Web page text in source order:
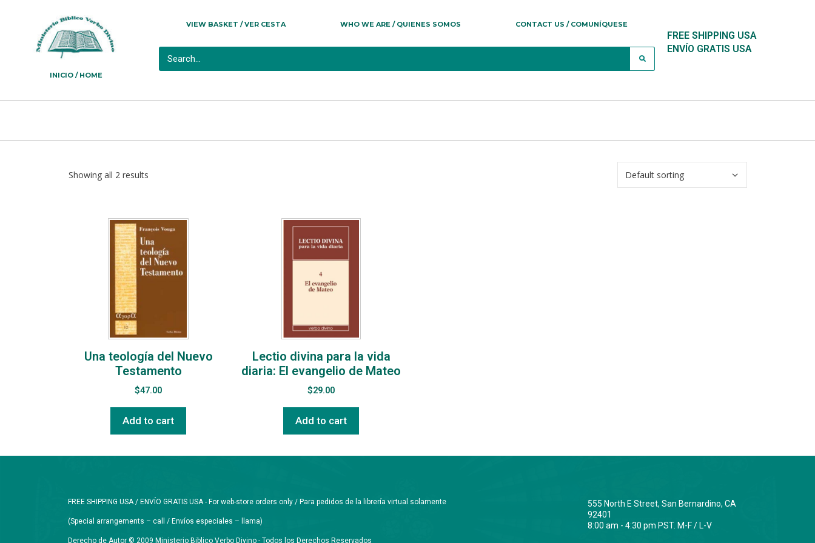
INICIO / HOME
VIEW BASKET / VER CESTA WHO WE ARE / QUIENES SOMOS CONTACT US / COMUNÍQUESE
FREE SHIPPING USA
ENVÍO GRATIS USA
Showing all 2 results
Una teología del Nuevo
Testamento
$47.00
Add to cart
Lectio divina para la vida
diaria: El evangelio de Mateo
$29.00
Add to cart
FREE SHIPPING USA / ENVÍO GRATIS USA - For web-store orders only / Para pedidos de la librería virtual solamente
(Special arrangements – call / Envíos especiales – llama)
Derecho de Autor © 2009 Ministerio Biblico Verbo Divino - Todos los Derechos Reservados
555 North E Street, San Bernardino, CA
92401
8:00 am - 4:30 pm PST. M-F / L-V